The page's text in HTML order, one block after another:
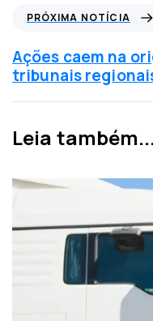
t
e
r
o
ó
x
i
m
n
t
i
PRÓXIMA NOTÍCIA
Ações caem na
tribunais
Leia também...